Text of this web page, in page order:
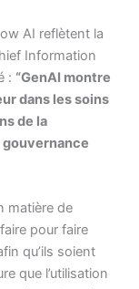
AI reflètent la
Information
: “GenAI montre
dans les soins
de la
matière de
pour faire
qu’ils soient
que l’utilisation